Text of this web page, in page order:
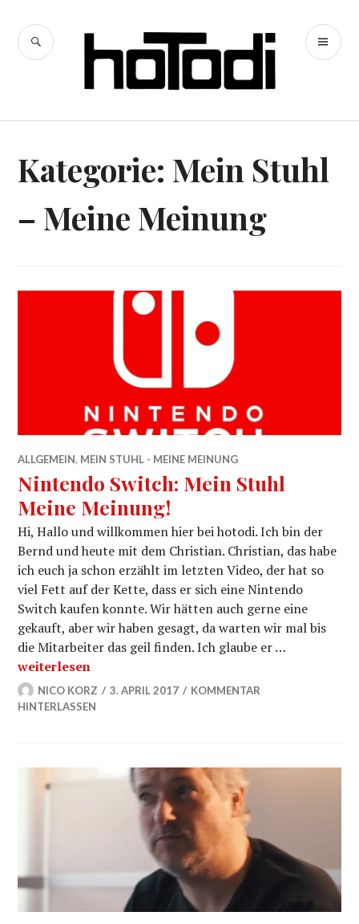
Inhalt
springen
hoTodi
SUCHE
Kategorie: Mein Stuhl
– Meine Meinung
ALLGEMEIN, MEIN STUHL - MEINE MEINUNG
Nintendo Switch: Mein Stuhl
Meine Meinung!
Hi, Hallo und willkommen hier bei hotodi. Ich bin der
Bernd und heute mit dem Christian. Christian, das habe
ich euch ja schon erzählt im letzten Video, der hat so
viel Fett auf der Kette, dass er sich eine Nintendo
Switch kaufen konnte. Wir hätten auch gerne eine
gekauft, aber wir haben gesagt, da warten wir mal bis
die Mitarbeiter das geil finden. Ich glaube er …
Nintendo Switch: Mein Stuhl Meine Meinung!
weiterlesen
NICO KORZ 3. APRIL 2017
KOMMENTAR
HINTERLASSEN